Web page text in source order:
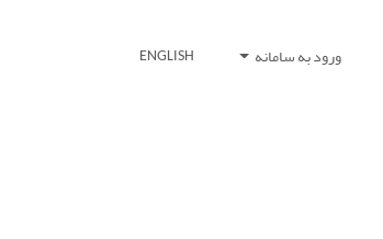
ورود به سامانه ENGLISH